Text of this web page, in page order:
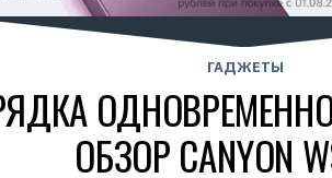
ГАДЖЕТЫ
ОБЗОР CANYON